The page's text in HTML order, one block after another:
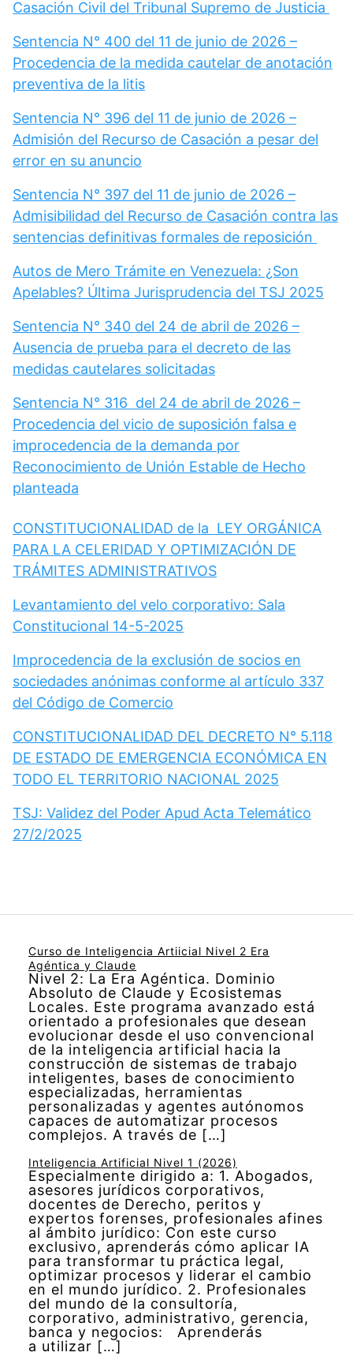
Casación Civil del Tribunal Supremo de Justicia
Sentencia N° 400 del 11 de junio de 2026 –
Procedencia de la medida cautelar de anotación
preventiva de la litis
Sentencia N° 396 del 11 de junio de 2026 –
Admisión del Recurso de Casación a pesar del
error en su anuncio
Sentencia N° 397 del 11 de junio de 2026 –
Admisibilidad del Recurso de Casación contra las
sentencias definitivas formales de reposición
Autos de Mero Trámite en Venezuela: ¿Son
Apelables? Última Jurisprudencia del TSJ 2025
Sentencia N° 340 del 24 de abril de 2026 –
Ausencia de prueba para el decreto de las
medidas cautelares solicitadas
Sentencia N° 316 del 24 de abril de 2026 –
Procedencia del vicio de suposición falsa e
improcedencia de la demanda por
Reconocimiento de Unión Estable de Hecho
planteada
CONSTITUCIONALIDAD de la LEY ORGÁNICA
PARA LA CELERIDAD Y OPTIMIZACIÓN DE
TRÁMITES ADMINISTRATIVOS
Levantamiento del velo corporativo: Sala
Constitucional 14-5-2025
Improcedencia de la exclusión de socios en
sociedades anónimas conforme al artículo 337
del Código de Comercio
CONSTITUCIONALIDAD DEL DECRETO N° 5.118
DE ESTADO DE EMERGENCIA ECONÓMICA EN
TODO EL TERRITORIO NACIONAL 2025
TSJ: Validez del Poder Apud Acta Telemático
27/2/2025
Curso de Inteligencia Artiicial Nivel 2 Era
Agéntica y Claude
Nivel 2: La Era Agéntica. Dominio
Absoluto de Claude y Ecosistemas
Locales. Este programa avanzado está
orientado a profesionales que desean
evolucionar desde el uso convencional
de la inteligencia artificial hacia la
construcción de sistemas de trabajo
inteligentes, bases de conocimiento
especializadas, herramientas
personalizadas y agentes autónomos
capaces de automatizar procesos
complejos. A través de […]
Inteligencia Artificial Nivel 1 (2026)
Especialmente dirigido a: 1. Abogados,
asesores jurídicos corporativos,
docentes de Derecho, peritos y
expertos forenses, profesionales afines
al ámbito jurídico: Con este curso
exclusivo, aprenderás cómo aplicar IA
para transformar tu práctica legal,
optimizar procesos y liderar el cambio
en el mundo jurídico. 2. Profesionales
del mundo de la consultoría,
corporativo, administrativo, gerencia,
banca y negocios: Aprenderás
a utilizar […]